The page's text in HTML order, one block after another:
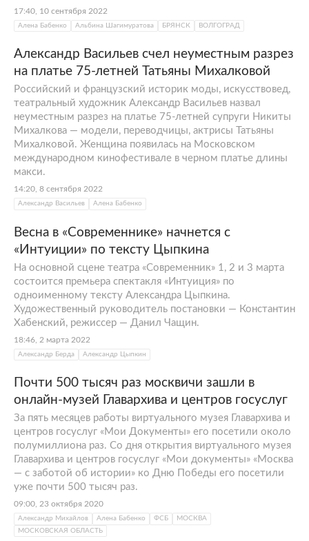
17:40, 10 сентября 2022
Алена Бабенко Альбина Шагимуратова БРЯНСК ВОЛГОГРАД
Александр Васильев счел неуместным разрез
на платье 75-летней Татьяны Михалковой
Российский и французский историк моды, искусствовед,
театральный художник Александр Васильев назвал
неуместным разрез на платье 75-летней супруги Никиты
Михалкова — модели, переводчицы, актрисы Татьяны
Михалковой. Женщина появилась на Московском
международном кинофестивале в черном платье длины
макси.
14:20, 8 сентября 2022
Александр Васильев Алена Бабенко
Весна в «Современнике» начнется с
«Интуиции» по тексту Цыпкина
На основной сцене театра «Современник» 1, 2 и 3 марта
состоится премьера спектакля «Интуиция» по
одноименному тексту Александра Цыпкина.
Художественный руководитель постановки — Константин
Хабенский, режиссер — Данил Чащин.
18:46, 2 марта 2022
Александр Берда Александр Цыпкин
Почти 500 тысяч раз москвичи зашли в
онлайн-музей Главархива и центров госуслуг
За пять месяцев работы виртуального музея Главархива и
центров госуслуг «Мои Документы» его посетили около
полумиллиона раз. Со дня открытия виртуального музея
Главархива и центров госуслуг «Мои документы» «Москва
— с заботой об истории» ко Дню Победы его посетили
уже почти 500 тысяч раз.
09:00, 23 октября 2020
Александр Михайлов Алена Бабенко ФСБ
МОСКВА
МОСКОВСКАЯ ОБЛАСТЬ